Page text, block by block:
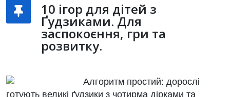
10 ігор для дітей з
Ґудзиками. Для
заспокоєння, гри та
розвитку.
Алгоритм простий: дорослі
готують великі ґудзики з чотирма дірками та